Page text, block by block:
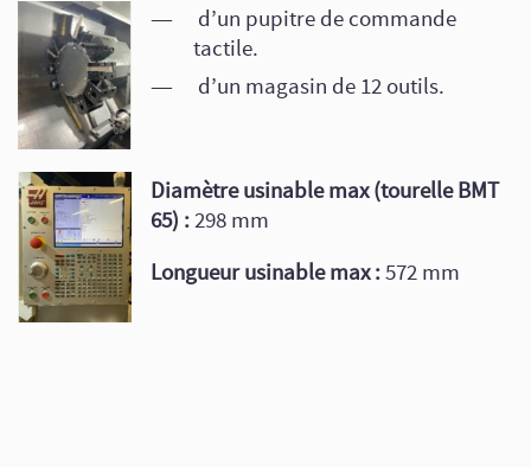
d’un pupitre de commande
tactile.
d’un magasin de 12 outils.
Diamètre usinable max (tourelle BMT
65) :298 mm
Longueur usinable max :572 mm